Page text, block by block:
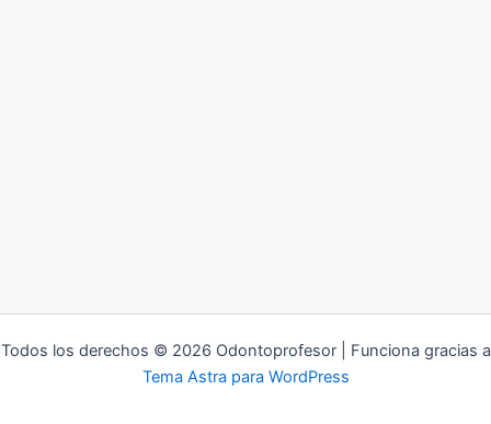
Todos los derechos © 2026 Odontoprofesor | Funciona gracias a
Tema Astra para WordPress